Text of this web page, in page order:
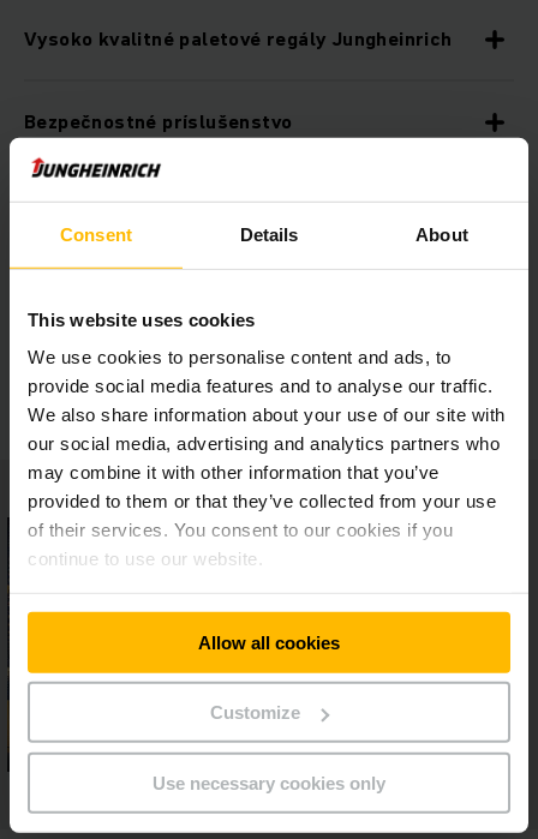
Consent Details About
This website uses cookies
We use cookies to personalise content and ads, to
provide social media features and to analyse our traffic.
We also share information about your use of our site with
our social media, advertising and analytics partners who
may combine it with other information that you’ve
provided to them or that they’ve collected from your use
of their services. You consent to our cookies if you
continue to use our website.
Allow all cookies
Customize
Use necessary cookies only
Vysoko kvalitné paletové regály Jungheinrich
Bezpečnostné príslušenstvo
Systémový princíp
Individuálne riešenia pre jednotlivé odvetvia